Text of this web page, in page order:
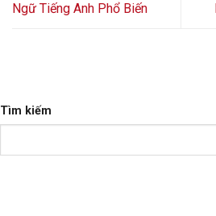
Ngữ Tiếng Anh Phổ Biến
Tìm kiếm